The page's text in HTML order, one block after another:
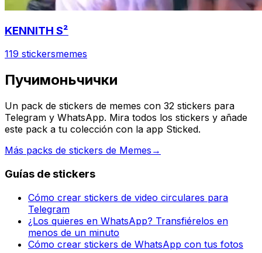
KENNITH S²
119 stickersmemes
Пучимоньчички
Un pack de stickers de memes con 32 stickers para
Telegram y WhatsApp. Mira todos los stickers y añade
este pack a tu colección con la app Sticked.
Más packs de stickers de Memes →
Guías de stickers
Cómo crear stickers de video circulares para
Telegram
¿Los quieres en WhatsApp? Transfiérelos en
menos de un minuto
Cómo crear stickers de WhatsApp con tus fotos